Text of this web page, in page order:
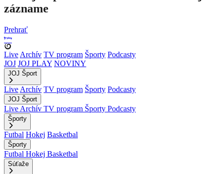
zázname
Prehrať
Live Archív TV program Športy Podcasty
JOJ JOJ PLAY NOVINY
JOJ Šport
Live Archív TV program Športy Podcasty
JOJ Šport
Live Archív TV program Športy Podcasty
Športy
Futbal Hokej Basketbal
Športy
Futbal Hokej Basketbal
Súťaže